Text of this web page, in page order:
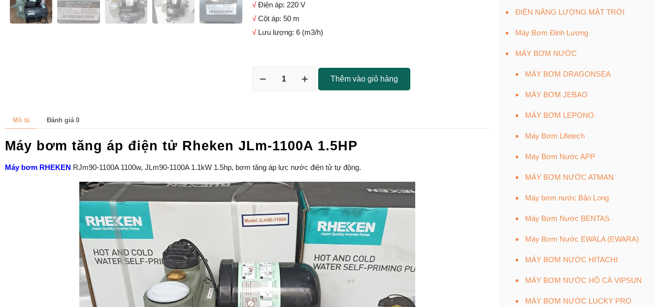
√Điện áp: 220 V
√Cột áp: 50 m
√Lưu lượng: 6 (m3/h)
Thêm vào giỏ hàng
Mô tả Đánh giá 0
Máy bơm tăng áp điện tử Rheken JLm-1100A 1.5HP
Máy bơm RHEKEN RJm90-1100A 1100w, JLm90-1100A 1.1kW 1.5hp, bơm tăng áp lực nước điện tử tự động.
ĐIỆN NĂNG LƯỢNG MẶT TRỜI
Máy Bơm Định Lượng
MÁY BƠM NƯỚC
MÁY BƠM DRAGONSEA
MÁY BƠM JEBAO
MÁY BƠM LEPONO
Máy Bơm Lifetech
Máy Bơm Nước APP
MÁY BƠM NƯỚC ATMAN
Máy bơm nước Bảo Long
Máy Bơm Nước BENTAS
Máy Bơm Nước EWALA (EWARA)
MÁY BƠM NƯỚC HITACHI
MÁY BƠM NƯỚC HỒ CÁ VIPSUN
MÁY BƠM NƯỚC LUCKY PRO